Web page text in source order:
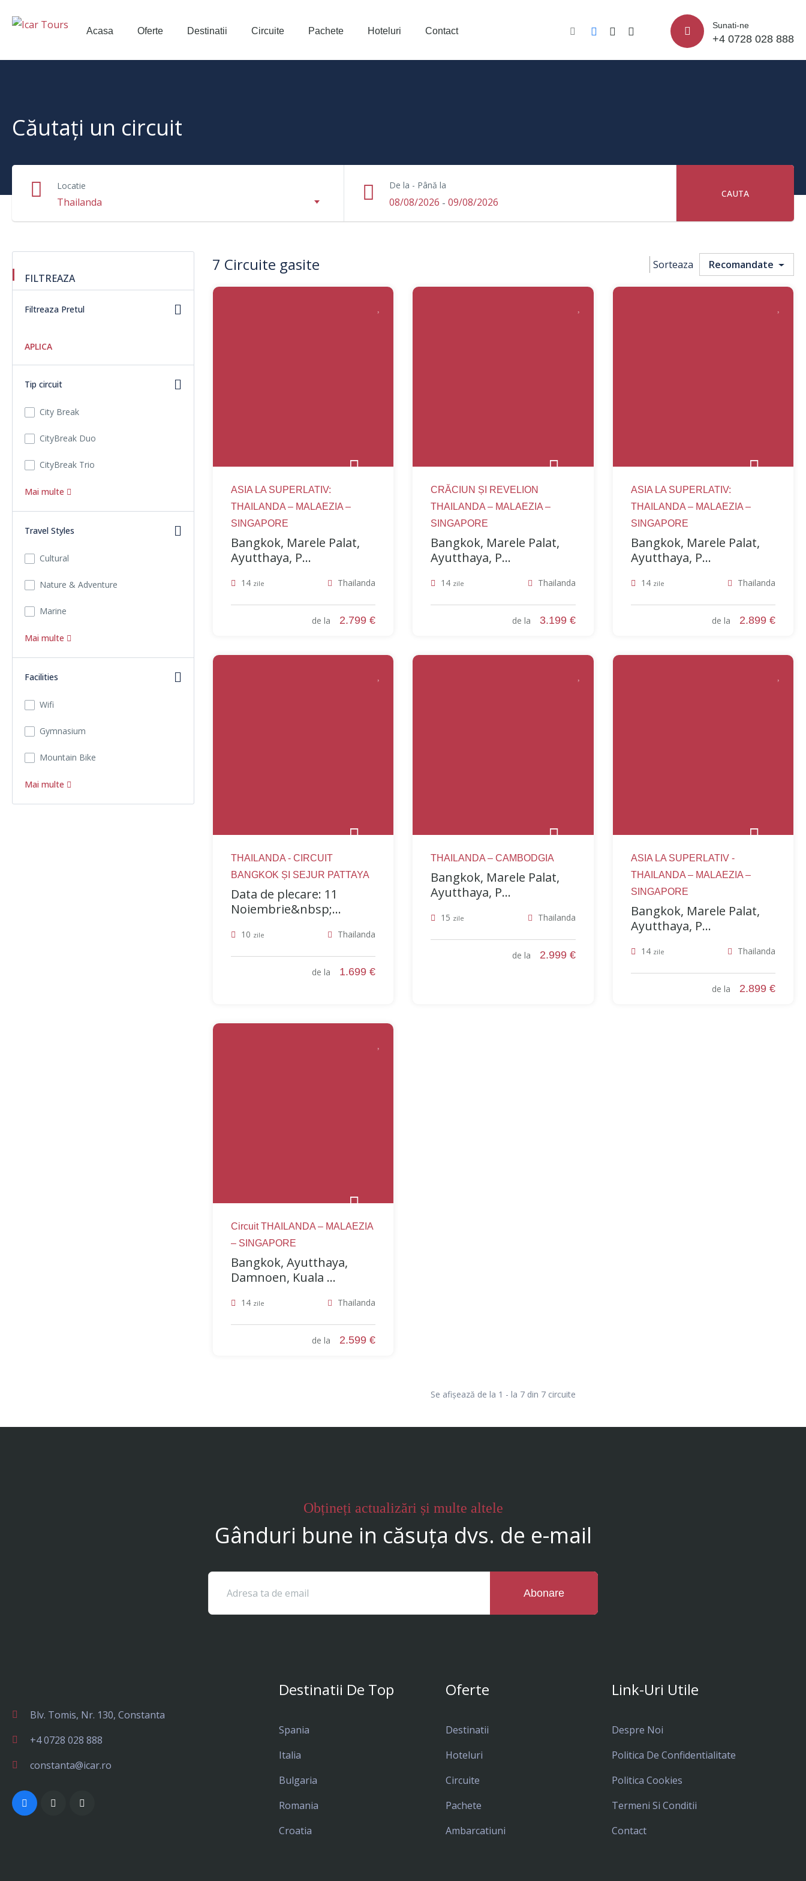
Acasa Oferte Destinatii Circuite Pachete Hoteluri Contact
Sunati-ne
+4 0728 028 888
Căutați un circuit
Locatie De la - Până la
08/08/2026 -09/08/2026
CAUTA
FILTREAZA
Filtreaza Pretul
APLICA
Tip circuit
City Break
CityBreak Duo
CityBreak Trio
Mai multe
Travel Styles
Cultural
Nature & Adventure
Marine
Mai multe
Facilities
Wifi
Gymnasium
Mountain Bike
Mai multe
7 Circuite gasite Sorteaza Recomandate
ASIA LA SUPERLATIV:
THAILANDA – MALAEZIA –
SINGAPORE
Bangkok, Marele Palat,
Ayutthaya, P...
14 zile Thailanda
de la 2.799 €
CRĂCIUN ȘI REVELION
THAILANDA – MALAEZIA –
SINGAPORE
Bangkok, Marele Palat,
Ayutthaya, P...
14 zile Thailanda
de la 3.199 €
ASIA LA SUPERLATIV:
THAILANDA – MALAEZIA –
SINGAPORE
Bangkok, Marele Palat,
Ayutthaya, P...
14 zile Thailanda
de la 2.899 €
THAILANDA - CIRCUIT
BANGKOK ȘI SEJUR PATTAYA
Data de plecare: 11
Noiembrie&nbsp;...
10 zile Thailanda
de la 1.699 €
THAILANDA – CAMBODGIA
Bangkok, Marele Palat,
Ayutthaya, P...
15 zile Thailanda
de la 2.999 €
ASIA LA SUPERLATIV -
THAILANDA – MALAEZIA –
SINGAPORE
Bangkok, Marele Palat,
Ayutthaya, P...
14 zile Thailanda
de la 2.899 €
Circuit THAILANDA – MALAEZIA
– SINGAPORE
Bangkok, Ayutthaya,
Damnoen, Kuala ...
14 zile Thailanda
de la 2.599 €
Se afișează de la 1 - la 7 din 7 circuite
Obțineți actualizări și multe altele
Gânduri bune in căsuța dvs. de e-mail
Abonare
Blv. Tomis, Nr. 130, Constanta
+4 0728 028 888
constanta@icar.ro
Destinatii De Top
Spania
Italia
Bulgaria
Romania
Croatia
Oferte
Destinatii
Hoteluri
Circuite
Pachete
Ambarcatiuni
Link-Uri Utile
Despre Noi
Politica De Confidentialitate
Politica Cookies
Termeni Si Conditii
Contact